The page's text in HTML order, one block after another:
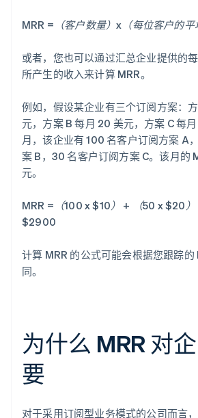
MRR =（客户数量）x（每位客户的平
或者，您也可以通过汇总企业提供的
所产生的收入来计算 MRR。
例如，假设某企业有三个订阅方案：
元，方案 B 每月 20 美元，方案 C 每
月，该企业有 100 名客户订阅方案 A
案 B，30 名客户订阅方案 C。该月的
元。
MRR =（100 x $10） + （50 x $20
$2900
计算 MRR 的公式可能会根据您跟踪的
同。
为什么 MRR 对
要
对于采用订阅型业务模式的公司而言